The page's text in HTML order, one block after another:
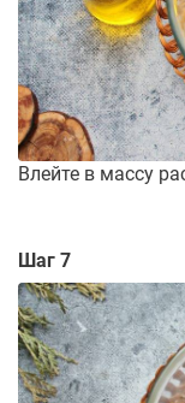
Влейте в массу
Шаг 7